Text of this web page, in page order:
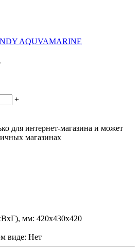
+
для интернет-магазина и может
магазинах
мм: 420х430х420
виде: Нет